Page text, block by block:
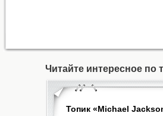
Читайте интересное по
Топик «Michael